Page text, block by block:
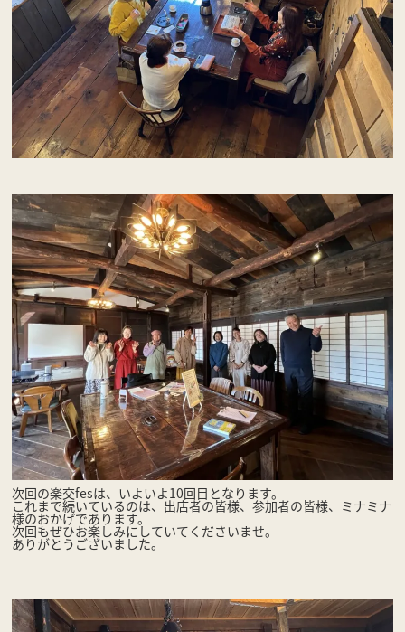
次回の楽交fesは、いよいよ10回目となります。
これまで続いているのは、出店者の皆様、参加者の皆様、ミナミナ
様のおかげであります。
次回もぜひお楽しみにしていてくださいませ。
ありがとうございました。